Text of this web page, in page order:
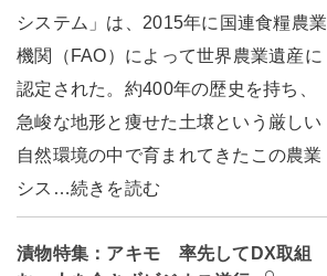
システム」は、2015年に国連食糧農業
機関（FAO）によって世界農業遺産に
認定された。約400年の歴史を持ち、
急峻な地形と痩せた土壌という厳しい
自然環境の中で育まれてきたこの農業
シス…続きを読む
漬物特集：アキモ 率先してDX取組